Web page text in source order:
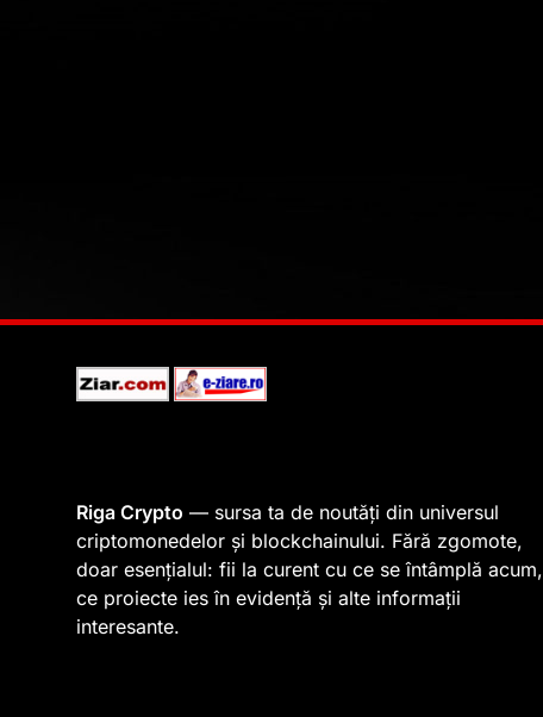
Riga Crypto — sursa ta de noutăți din universul
criptomonedelor și blockchainului. Fără zgomote,
doar esențialul: fii la curent cu ce se întâmplă acum,
ce proiecte ies în evidență și alte informații
interesante.